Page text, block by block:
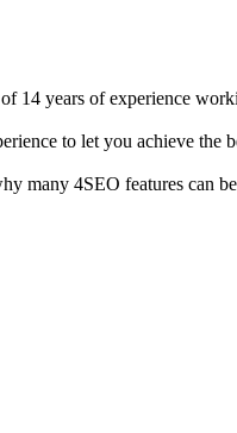
14 years of experience
to let you achieve the
many 4SEO features can